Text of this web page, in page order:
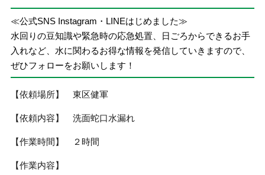
≪公式SNS Instagram・LINEはじめました≫
水回りの豆知識や緊急時の応急処置、日ごろからできるお手
入れなど、水に関わるお得な情報を発信していきますので、
ぜひフォローをお願いします！
【依頼場所】 東区健軍
【依頼内容】 洗面蛇口水漏れ
【作業時間】 ２時間
【作業内容】